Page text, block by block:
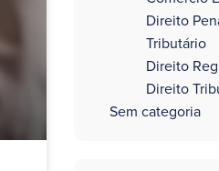
Direito
Tributário
Direito
Direito
Sem categoria